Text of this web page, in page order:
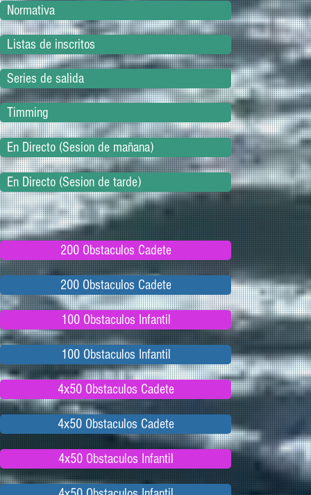
Normativa
Listas de inscritos
Series de salida
Timming
En Directo (Sesion de mañana)
En Directo (Sesion de tarde)
200 Obstaculos Cadete
200 Obstaculos Cadete
100 Obstaculos Infantil
100 Obstaculos Infantil
4x50 Obstaculos Cadete
4x50 Obstaculos Cadete
4x50 Obstaculos Infantil